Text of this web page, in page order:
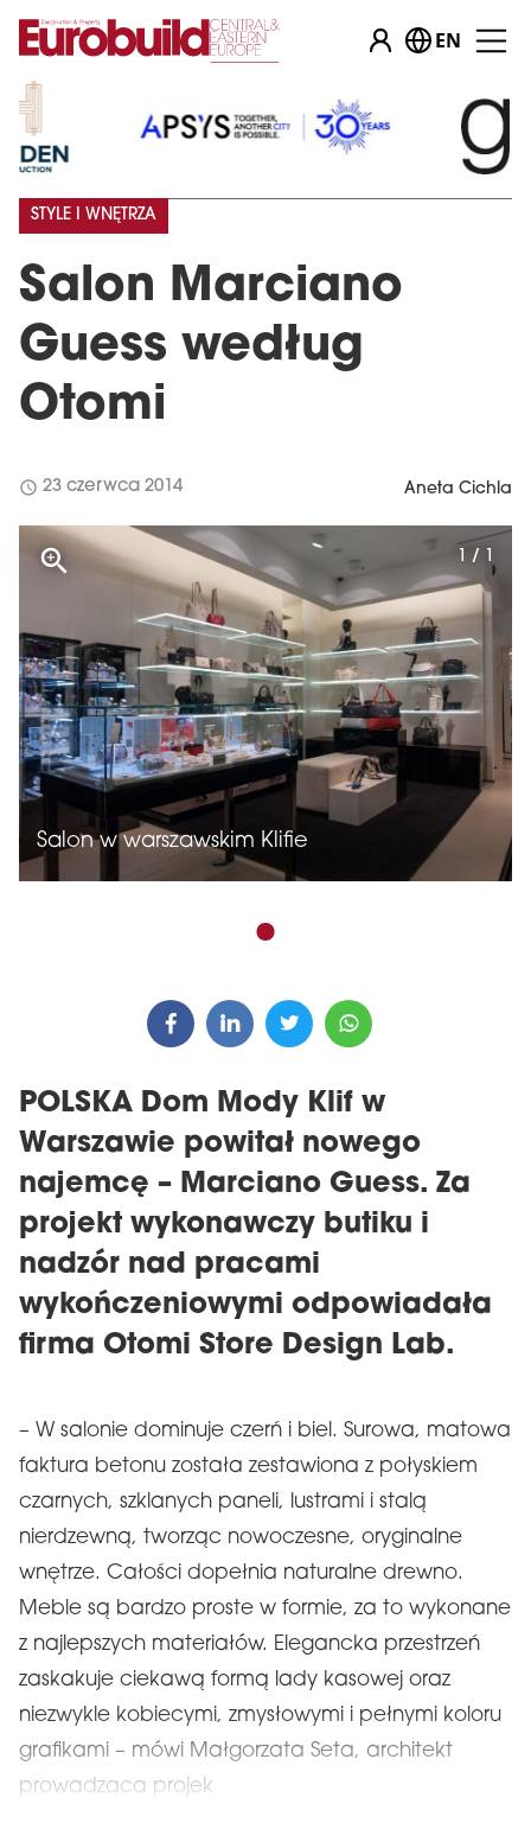
EN
Salon Marciano
Guess według
Otomi
STYLE I WNĘTRZA
schedule 23 czerwca 2014 Aneta Cichla
Salon w warszawskim Klifie
1 / 1
POLSKA Dom Mody Klif w
Warszawie powitał nowego
najemcę – Marciano Guess. Za
projekt wykonawczy butiku i
nadzór nad pracami
wykończeniowymi odpowiadała
firma Otomi Store Design Lab.
– W salonie dominuje czerń i biel. Surowa, matowa
faktura betonu została zestawiona z połyskiem
czarnych, szklanych paneli, lustrami i stalą
nierdzewną, tworząc nowoczesne, oryginalne
wnętrze. Całości dopełnia naturalne drewno.
Meble są bardzo proste w formie, za to wykonane
z najlepszych materiałów. Elegancka przestrzeń
zaskakuje ciekawą formą lady kasowej oraz
niezwykle kobiecymi, zmysłowymi i pełnymi koloru
grafikami – mówi Małgorzata Seta, architekt
prowadząca projek